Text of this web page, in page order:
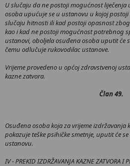
U slučaju da ne postoji mogućnost
osoba upućuje se u ustanovu u kojoj
slučaju hitnosti ili kad postoji opasnost
kao i kad ne postoji mogućnost potrebnog
ustanovi, oboljela osuđena osoba uputit će
čemu odlučuje rukovodilac ustanove.
Vrijeme provedeno u općoj zdravstvenoj
kazne zatvora.
Član 49.
Osuđena osoba koja za vrijeme izdržavanja
pokazuje teške psihičke smetnje, uputit će
ustanovu.
IV - PREKID IZDRŽAVANJA KAZNE ZATVORA I